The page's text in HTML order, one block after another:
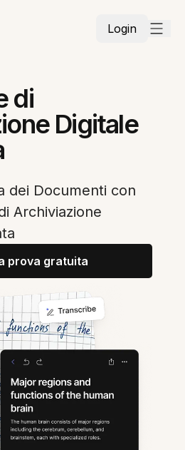
Login
di
Digitale
dei Documenti con
Archiviazione
prova gratuita